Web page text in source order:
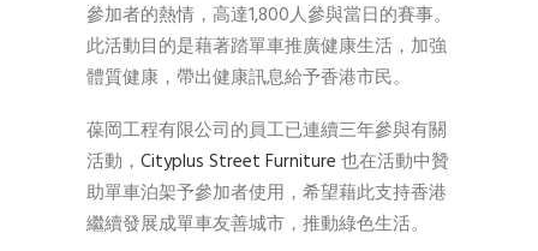
參加者的熱情，高達1,800人參與當日的賽事。
此活動目的是藉著踏單車推廣健康生活，加強
體質健康，帶出健康訊息給予香港市民。
葆岡工程有限公司的員工已連續三年參與有關
活動， Cityplus Street Furniture 也在活動中贊
助單車泊架予參加者使用，希望藉此支持香港
繼續發展成單車友善城市，推動綠色生活。